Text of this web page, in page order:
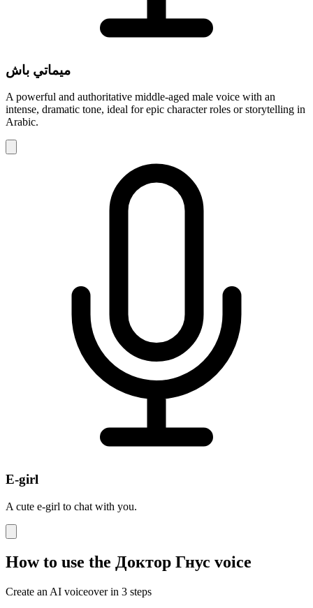
ميماتي باش
A powerful and authoritative middle-aged male voice with an
intense, dramatic tone, ideal for epic character roles or storytelling in
Arabic.
E-girl
A cute e-girl to chat with you.
How to use the Доктор Гнус voice
Create an AI voiceover in 3 steps